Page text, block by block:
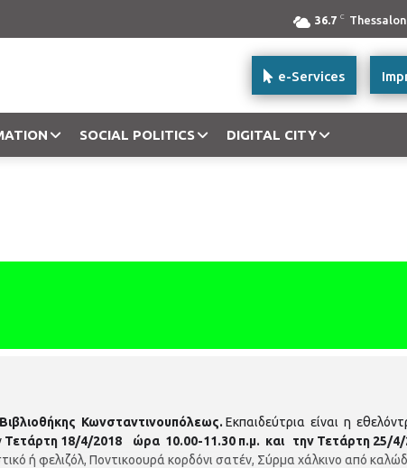
36.7 C
e-Services
SOCIAL POLITICS DIGITAL CITY
Κωνσταντινουπόλεως. Εκπαιδεύτρια είναι η
Τετάρτη 18/4/2018 ώρα 10.00-11.30 π.μ. και την Τετάρτη 25/4/
ή φελιζόλ, Ποντικοουρά κορδόνι σατέν, Σύρμα χάλκινο από